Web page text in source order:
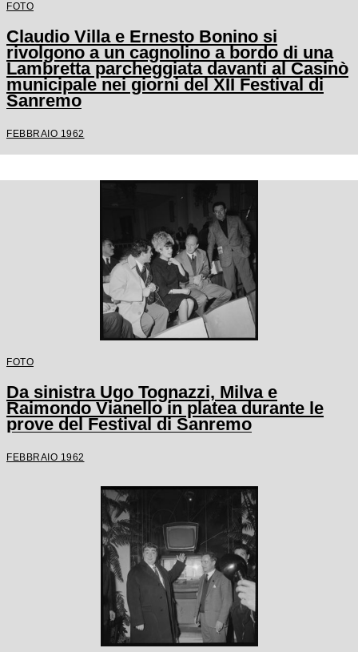
FOTO
Claudio Villa e Ernesto Bonino si
rivolgono a un cagnolino a bordo di una
Lambretta parcheggiata davanti al Casinò
municipale nei giorni del XII Festival di
Sanremo
FEBBRAIO 1962
FOTO
Da sinistra Ugo Tognazzi, Milva e
Raimondo Vianello in platea durante le
prove del Festival di Sanremo
FEBBRAIO 1962